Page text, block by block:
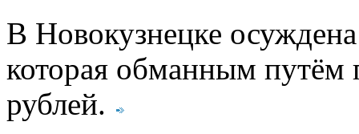
В Новокузнецке
которая обманным путём
рублей.